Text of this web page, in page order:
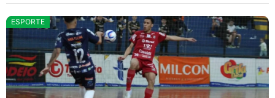
ESPORTE